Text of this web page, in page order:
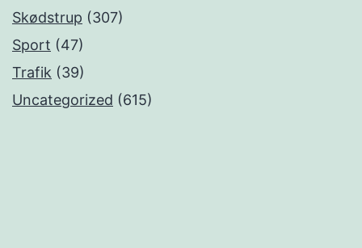
Skødstrup (307)
Sport (47)
Trafik (39)
Uncategorized (615)